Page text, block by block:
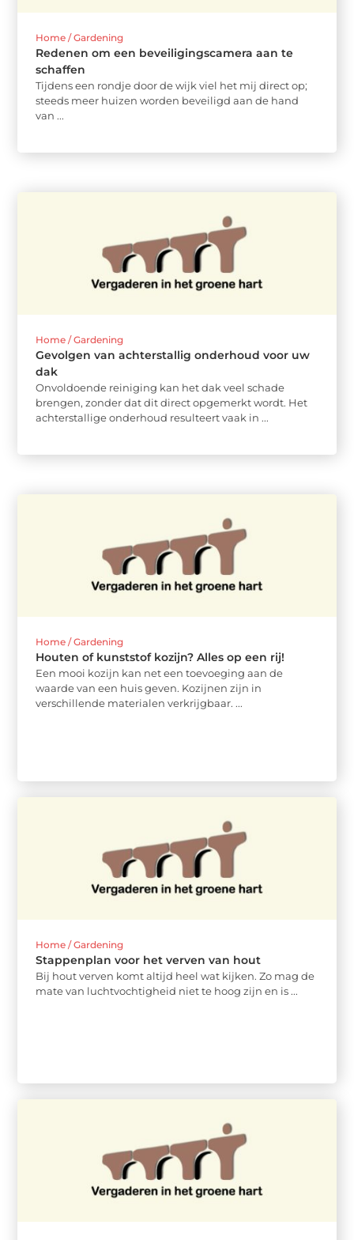
Home / Gardening
Redenen om een beveiligingscamera aan te
schaffen
Tijdens een rondje door de wijk viel het mij direct op;
steeds meer huizen worden beveiligd aan de hand
van ...
Home / Gardening
Gevolgen van achterstallig onderhoud voor uw
dak
Onvoldoende reiniging kan het dak veel schade
brengen, zonder dat dit direct opgemerkt wordt. Het
achterstallige onderhoud resulteert vaak in ...
Home / Gardening
Houten of kunststof kozijn? Alles op een rij!
Een mooi kozijn kan net een toevoeging aan de
waarde van een huis geven. Kozijnen zijn in
verschillende materialen verkrijgbaar. ...
Home / Gardening
Stappenplan voor het verven van hout
Bij hout verven komt altijd heel wat kijken. Zo mag de
mate van luchtvochtigheid niet te hoog zijn en is ...